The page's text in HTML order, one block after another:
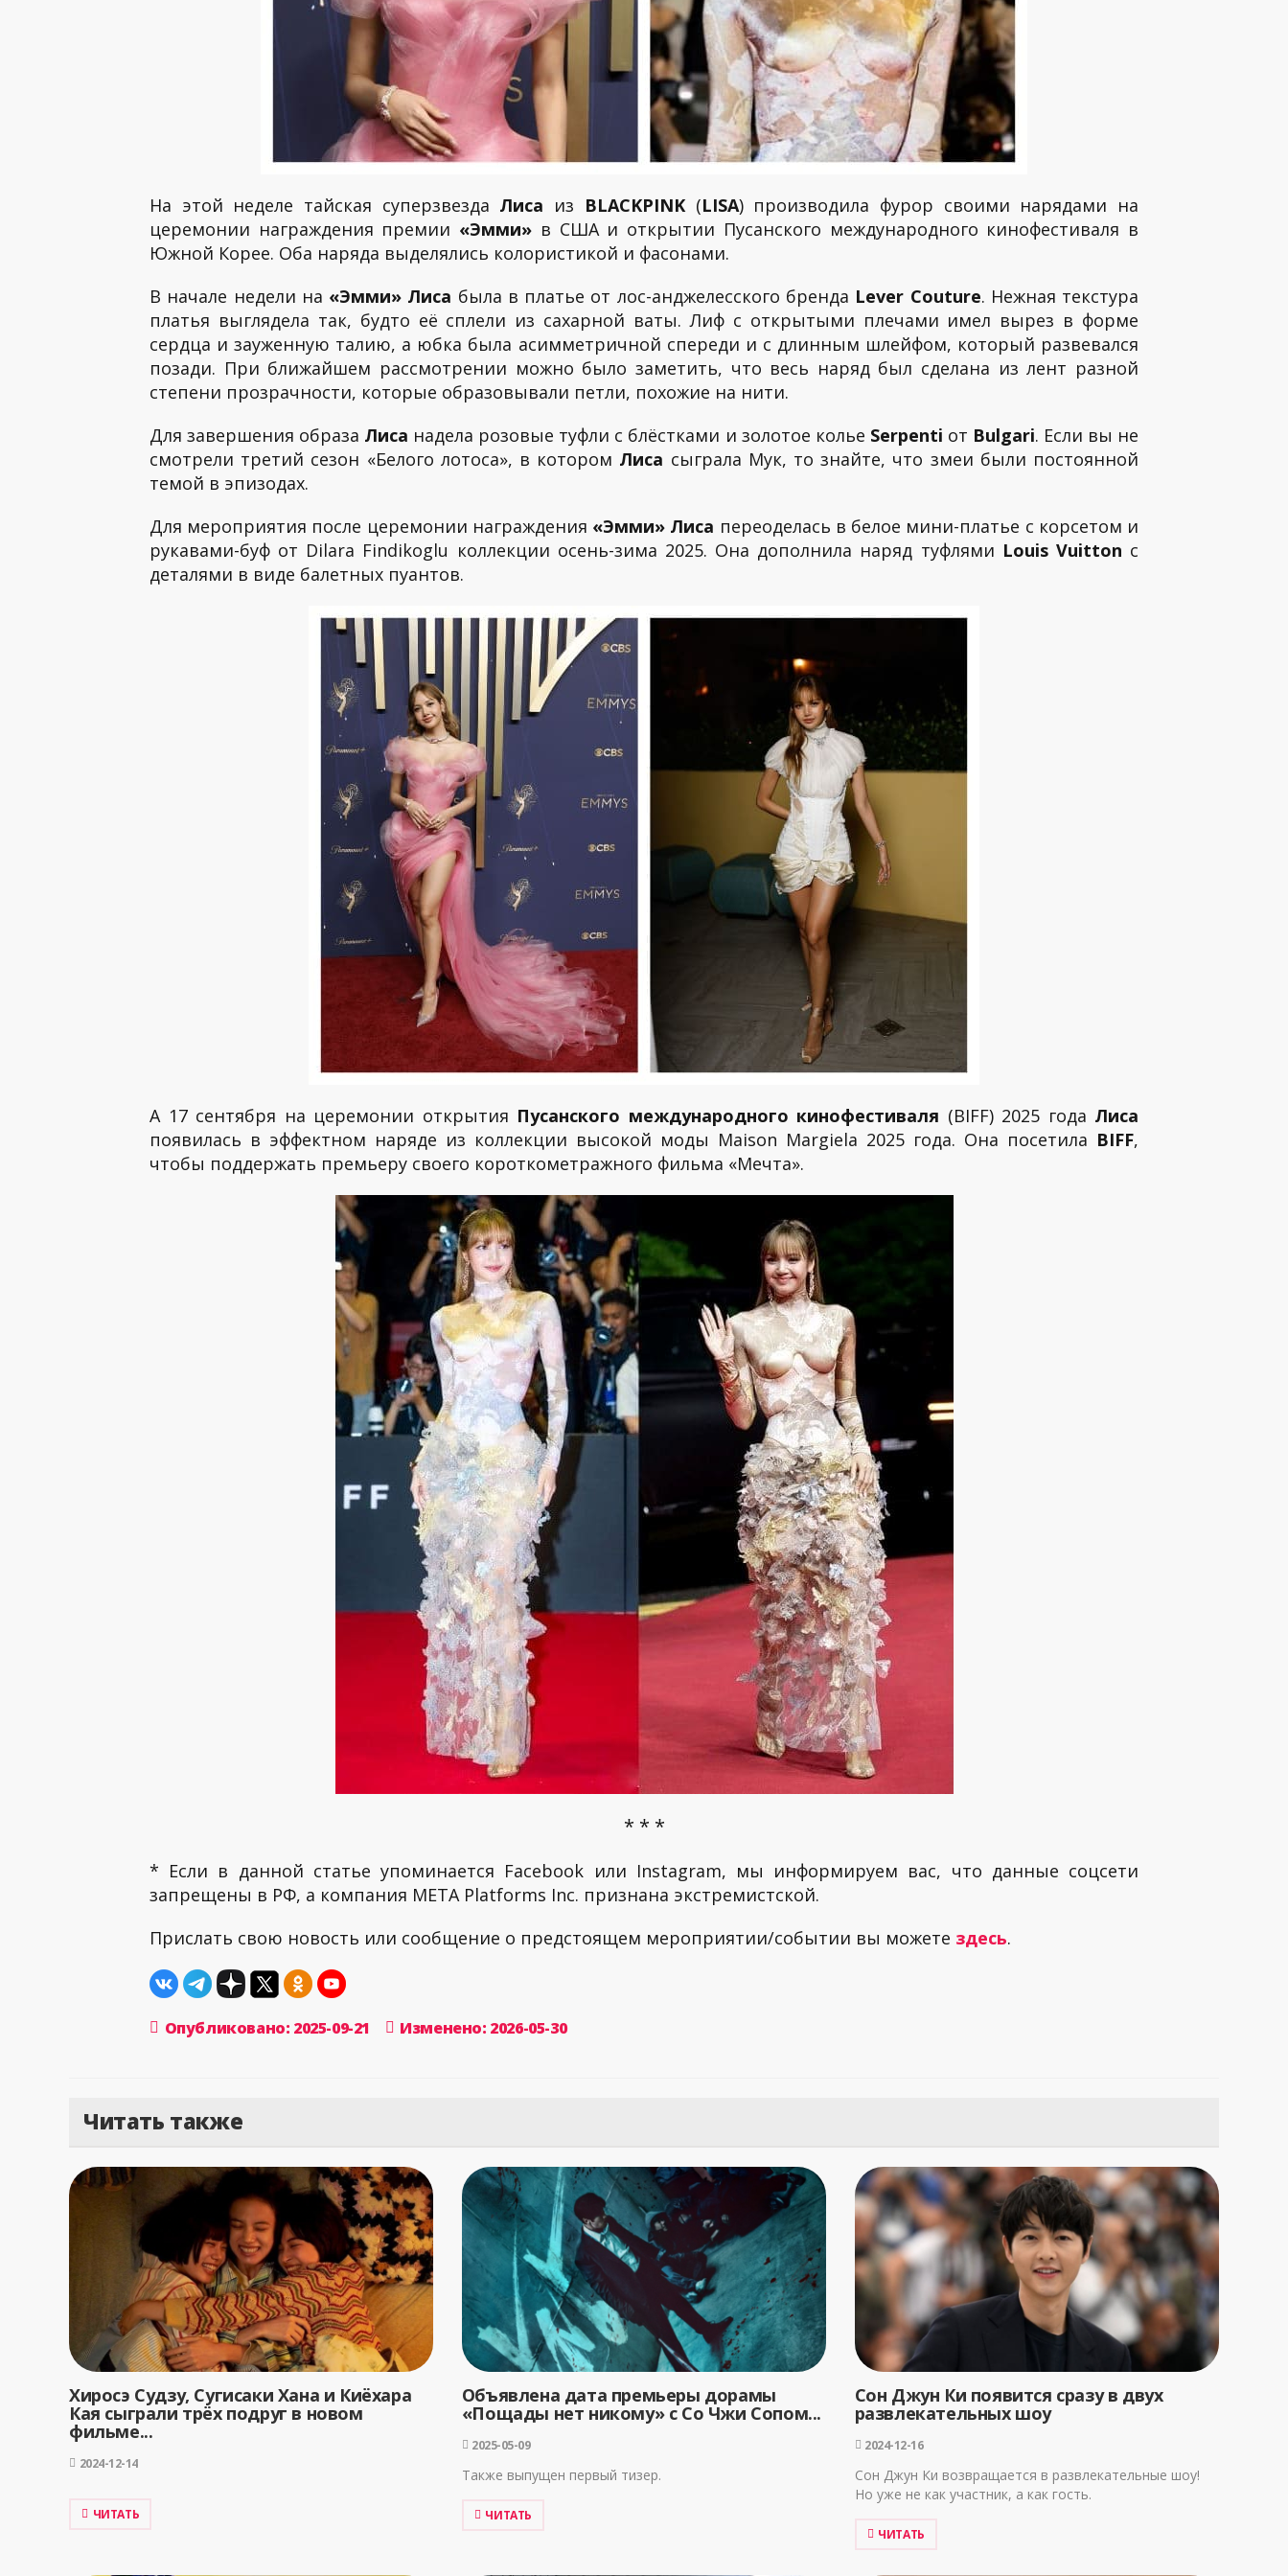
На этой неделе тайская суперзвезда Лиса из BLACKPINK(LISA) производила фурор своими нарядами на
церемонии награждения премии «Эмми» в США и открытии Пусанского международного кинофестиваля в
Южной Корее. Оба наряда выделялись колористикой и фасонами.
В начале недели на «Эмми» Лиса была в платье от лос-анджелесского бренда Lever Couture. Нежная текстура
платья выглядела так, будто её сплели из сахарной ваты. Лиф с открытыми плечами имел вырез в форме
сердца и зауженную талию, а юбка была асимметричной спереди и с длинным шлейфом, который развевался
позади. При ближайшем рассмотрении можно было заметить, что весь наряд был сделана из лент разной
степени прозрачности, которые образовывали петли, похожие на нити.
Для завершения образа Лиса надела розовые туфли с блёстками и золотое колье Serpenti от Bulgari. Если вы не
смотрели третий сезон «Белого лотоса», в котором Лиса сыграла Мук, то знайте, что змеи были постоянной
темой в эпизодах.
Для мероприятия после церемонии награждения «Эмми» Лиса переоделась в белое мини-платье с корсетом и
рукавами-буф от Dilara Findikoglu коллекции осень-зима 2025. Она дополнила наряд туфлями Louis Vuitton с
деталями в виде балетных пуантов.
А 17 сентября на церемонии открытия Пусанского международного кинофестиваля (BIFF) 2025 года Лиса
появилась в эффектном наряде из коллекции высокой моды Maison Margiela 2025 года. Она посетила BIFF,
чтобы поддержать премьеру своего короткометражного фильма «Мечта».
* * *
* Если в данной статье упоминается Facebook или Instagram, мы информируем вас, что данные соцсети
запрещены в РФ, а компания META Platforms Inc. признана экстремистской.
Прислать свою новость или сообщение о предстоящем мероприятии/событии вы можете здесь.
Опубликовано: 2025-09-21 Изменено: 2026-05-30
Читать также
Хиросэ Судзу, Сугисаки Хана и Киёхара
Кая сыграли трёх подруг в новом
фильме...
2024-12-14
ЧИТАТЬ
Объявлена дата премьеры дорамы
«Пощады нет никому» с Со Чжи Сопом...
2025-05-09
Также выпущен первый тизер.
ЧИТАТЬ
Сон Джун Ки появится сразу в двух
развлекательных шоу
2024-12-16
Сон Джун Ки возвращается в развлекательные шоу!
Но уже не как участник, а как гость.
ЧИТАТЬ